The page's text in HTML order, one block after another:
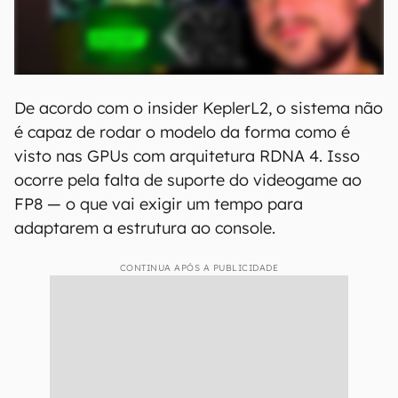
De acordo com o insider KeplerL2, o sistema não
é capaz de rodar o modelo da forma como é
visto nas GPUs com arquitetura RDNA 4. Isso
ocorre pela falta de suporte do videogame ao
FP8 — o que vai exigir um tempo para
adaptarem a estrutura ao console.
CONTINUA APÓS A PUBLICIDADE